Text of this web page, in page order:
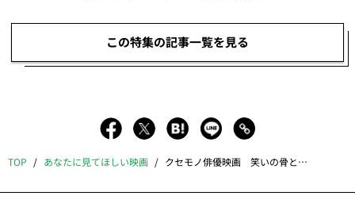
この特集の記事一覧を見る
TOP あなたに見てほしい映画 クセモノ俳優映画 笑いの骨と性悪の骨